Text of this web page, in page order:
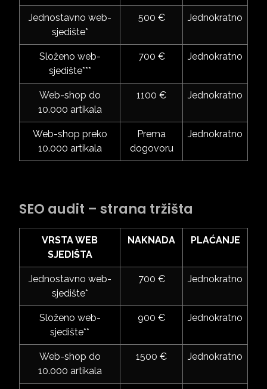
Jednostavno web-
sjedište*
500 € Jednokratno
Složeno web-
sjedište***
700 € Jednokratno
Web-shop do
10.000 artikala
1100 € Jednokratno
Web-shop preko
10.000 artikala
Prema
dogovoru
Jednokratno
SEO audit – strana tržišta
VRSTA WEB
SJEDIŠTA
NAKNADA PLAĆANJE
Jednostavno web-
sjedište*
700 € Jednokratno
Složeno web-
sjedište**
900 € Jednokratno
Web-shop do
10.000 artikala
1500 € Jednokratno